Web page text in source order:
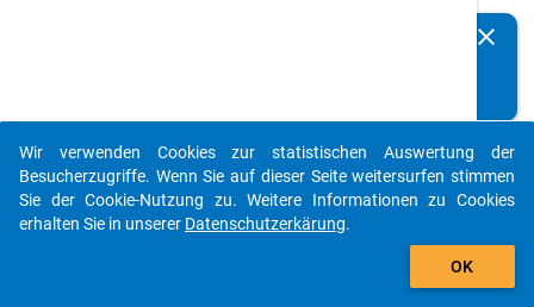
ge
de
n
Au
clear
auto_stories
add_shopping_cart
Wir verwenden Cookies zur statistischen Auswertung der
Besucherzugriffe. Wenn Sie auf dieser Seite weitersurfen stimmen
Sie der Cookie-Nutzung zu. Weitere Informationen zu Cookies
erhalten Sie in unserer Datenschutzerkärung.
OK